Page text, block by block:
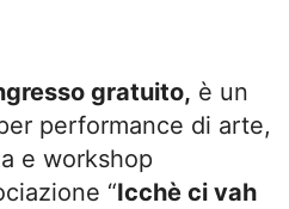
gratuito, è un
performance di arte,
e workshop
“Icchè ci vah